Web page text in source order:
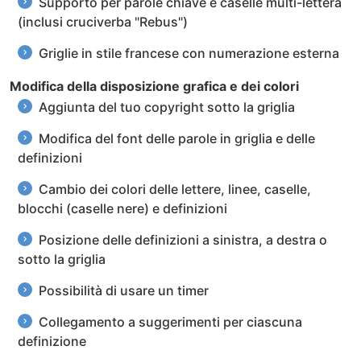
(inclusi cruciverba "Rebus")
Griglie in stile francese con numerazione esterna
Modifica della disposizione grafica e dei colori
Aggiunta del tuo copyright sotto la griglia
Modifica del font delle parole in griglia e delle
definizioni
Cambio dei colori delle lettere, linee, caselle,
blocchi (caselle nere) e definizioni
Posizione delle definizioni a sinistra, a destra o
sotto la griglia
Possibilità di usare un timer
Collegamento a suggerimenti per ciascuna
definizione